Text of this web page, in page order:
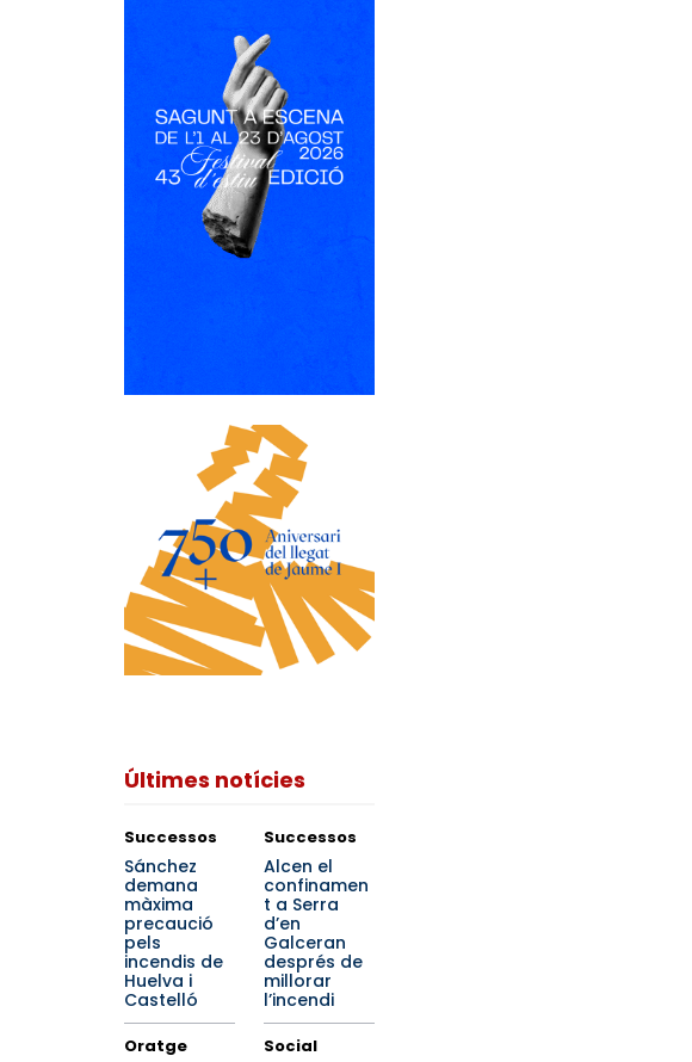
Últimes notícies
Successos
Sánchez
demana
màxima
precaució
pels
incendis de
Huelva i
Castelló
Successos
Alcen el
confinamen
t a Serra
d’en
Galceran
després de
millorar
l’incendi
Oratge Social